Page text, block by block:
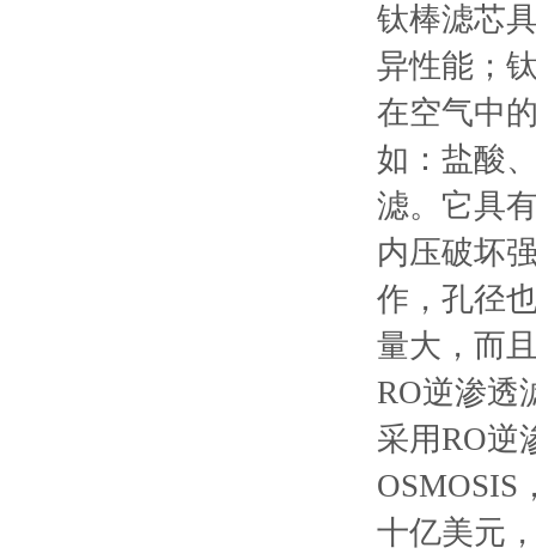
钛棒滤芯
异性能；
在空气中
如：盐酸
滤。它具
内压破坏
作，孔径
量大，而
RO逆渗透
采用RO逆
十亿美元